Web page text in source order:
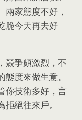
兩家態度不好 ，
脆今天再去好
， 競爭頗激烈 ， 不
態度來做生意。
你技術多好 ， 言
拒絕往來戶。